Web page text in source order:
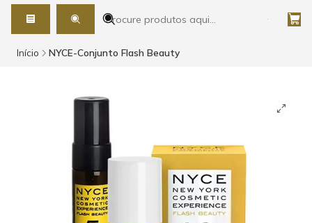
Início NYCE-Conjunto Flash Beauty